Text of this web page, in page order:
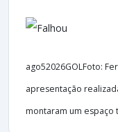
ago52026GOLFoto:
apresentação
montaram um espaço